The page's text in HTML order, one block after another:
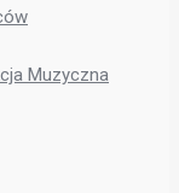
Muzyczna